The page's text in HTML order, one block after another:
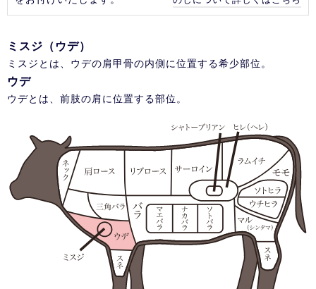
ミスジ（ウデ）
ミスジとは、ウデの肩甲骨の内側に位置する希少部位。
ウデ
ウデとは、前肢の肩に位置する部位。